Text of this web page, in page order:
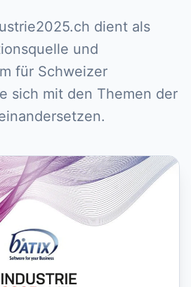
dient als
und
für Schweizer
sich mit den Themen der